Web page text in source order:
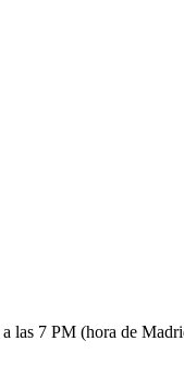
las 7 PM (hora de